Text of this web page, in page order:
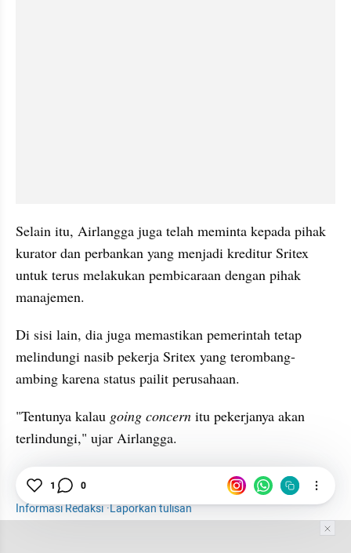
Selain itu, Airlangga juga telah meminta kepada pihak
kurator dan perbankan yang menjadi kreditur Sritex
untuk terus melakukan pembicaraan dengan pihak
manajemen.
Di sisi lain, dia juga memastikan pemerintah tetap
melindungi nasib pekerja Sritex yang terombang-
ambing karena status pailit perusahaan.
"Tentunya kalau going concern itu pekerjanya akan
terlindungi," ujar Airlangga.
PT Sritex Pailit
Buruh
Informasi Redaksi·Laporkan tulisan
1 0